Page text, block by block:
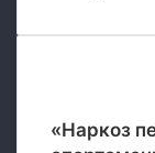
«Наркоз